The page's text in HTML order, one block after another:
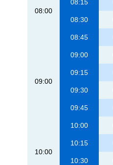
08:00
08:15
08:30
08:45
09:00
09:00
09:15
09:30
09:45
10:00
10:00
10:15
10:30